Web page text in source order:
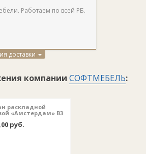
Работаем по всей РБ.
доставки
компании СОФТМЕБЕЛЬ:
раскладной
«Амстердам» В3
руб.